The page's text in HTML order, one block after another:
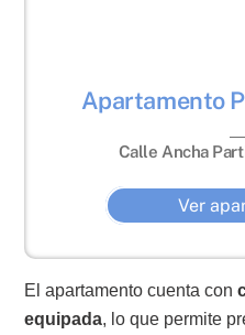
Apartamento
Calle Ancha
Ver
El apartamento cuenta con
equipada, lo que permite